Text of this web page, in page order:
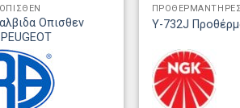
Οπισθεν
Y-732J